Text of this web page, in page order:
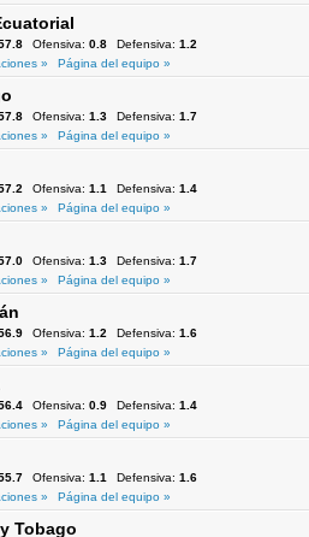
Ofensiva: 0.8 Defensiva: 1.2
»
Página del equipo »
Ofensiva: 1.3 Defensiva: 1.7
»
Página del equipo »
Ofensiva: 1.1 Defensiva: 1.4
»
Página del equipo »
Ofensiva: 1.3 Defensiva: 1.7
»
Página del equipo »
Ofensiva: 1.2 Defensiva: 1.6
»
Página del equipo »
Ofensiva: 0.9 Defensiva: 1.4
»
Página del equipo »
Ofensiva: 1.1 Defensiva: 1.6
»
Página del equipo »
Tobago